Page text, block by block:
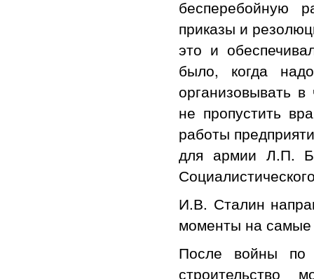
бесперебойную
приказы и
это и
было, когда
организовывать
не пропустить
работы
для армии Л.П.
И.В. Сталин
моменты на самые
После войны по
строительство